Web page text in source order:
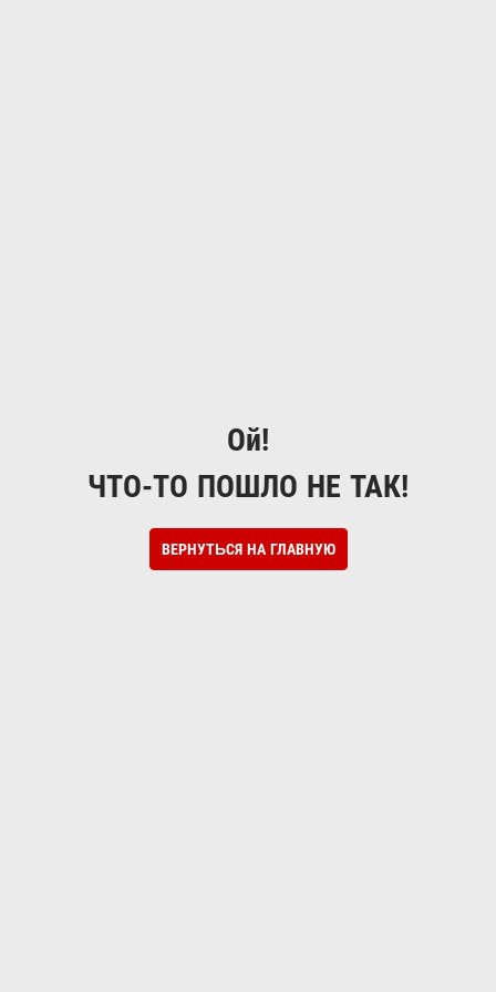
Ой!
ЧТО-ТО ПОШЛО НЕ ТАК!
ВЕРНУТЬСЯ НА ГЛАВНУЮ